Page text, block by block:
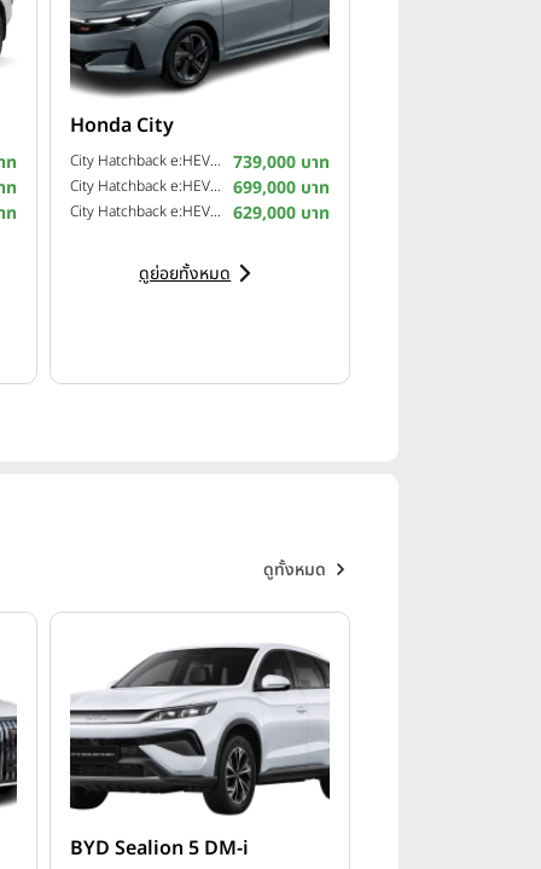
ท
ท
ท
Honda City
City Hatchback e:HEV RS ปี 2026 739,000 บาท
City Hatchback e:HEV SV ปี 2026 699,000 บาท
City Hatchback e:HEV V ปี 2026 629,000 บาท
ดูย่อยทั้งหมด
ดูทั้งหมด
BYD Sealion 5 DM-i